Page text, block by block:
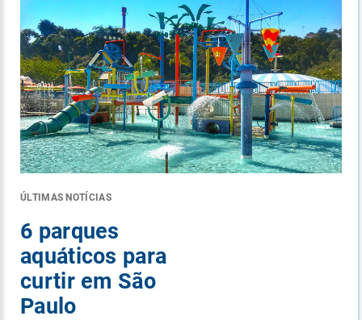
ÚLTIMAS NOTÍCIAS
6 parques
aquáticos para
curtir em São
Paulo